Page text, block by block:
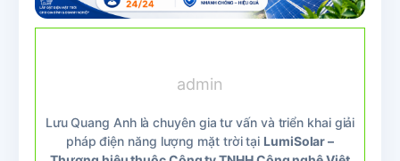
admin
Lưu Quang Anh là chuyên gia tư vấn và triển khai giải
pháp điện năng lượng mặt trời tại LumiSolar –